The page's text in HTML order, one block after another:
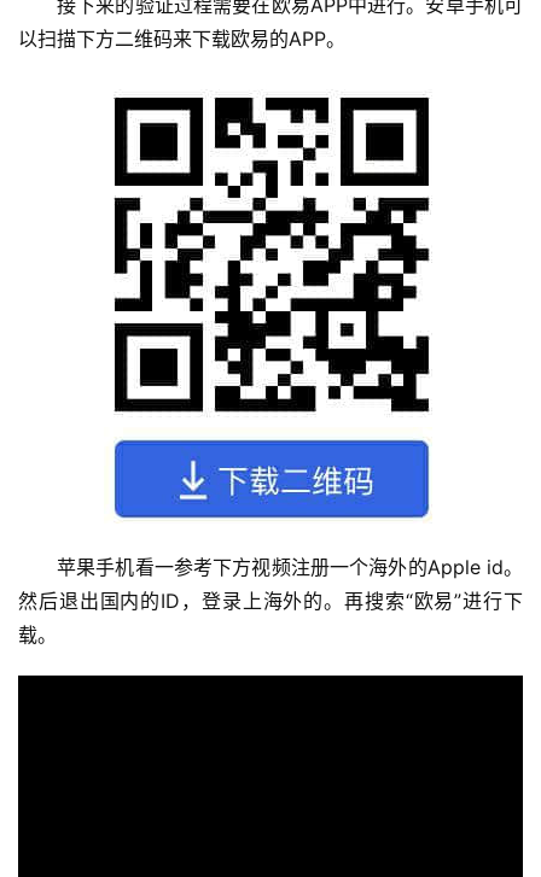
接下来的验证过程需要在欧易APP中进行。安卓手机可
以扫描下方二维码来下载欧易的APP。
苹果手机看一参考下方视频注册一个海外的Apple id。
然后退出国内的ID，登录上海外的。再搜索“欧易”进行下
载。